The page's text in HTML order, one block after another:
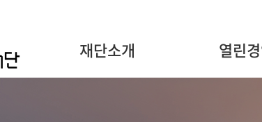
재단소개 열린